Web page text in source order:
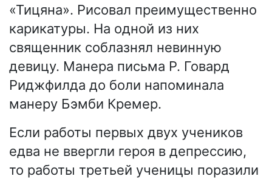
«Тицяна». Рисовал преимущественно
карикатуры. На одной из них
священник соблазнял невинную
девицу. Манера письма Р. Говард
Риджфилда до боли напоминала
манеру Бэмби Кремер.
Если работы первых двух учеников
едва не ввергли героя в депрессию,
то работы третьей ученицы поразили